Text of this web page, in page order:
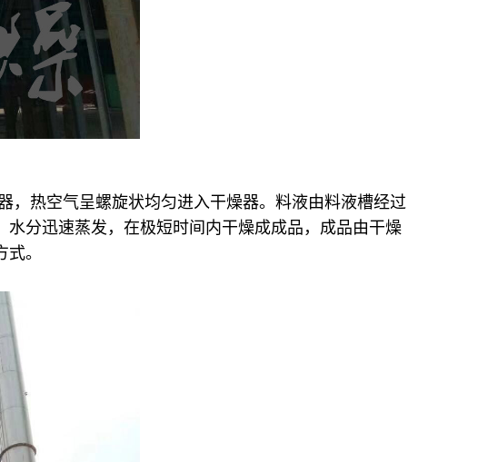
，热空气呈螺旋状均匀进入干燥器。料液由料液槽经过
分迅速蒸发，在极短时间内干燥成成品，成品由干燥
。